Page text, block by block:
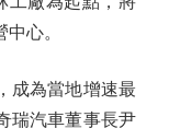
心。
為當地增速最
瑞汽車董事長尹